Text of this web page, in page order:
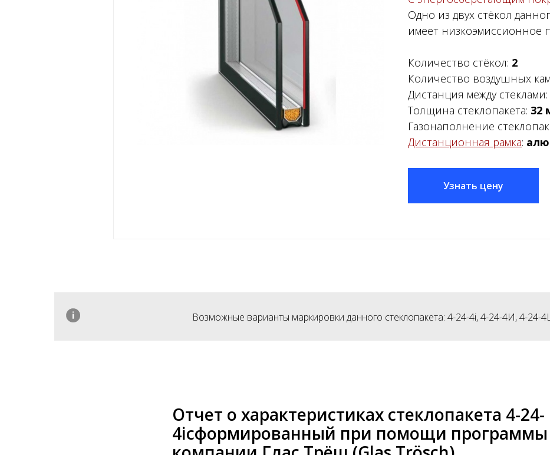
Одно из двух стёкол
имеет низкоэмиссионное
Количество стёкол: 2
Количество воздушных
Дистанция между стеклами:
Толщина стеклопакета: 32
Газонаполнение
Дистанционная рамка:
Узнать цену
Возможные варианты маркировки данного стеклопакета: 4-24-4i, 4-24-4И, 4-24-
Отчет о характеристиках стеклопакета 4-24-
4iсформированный при помощи программы